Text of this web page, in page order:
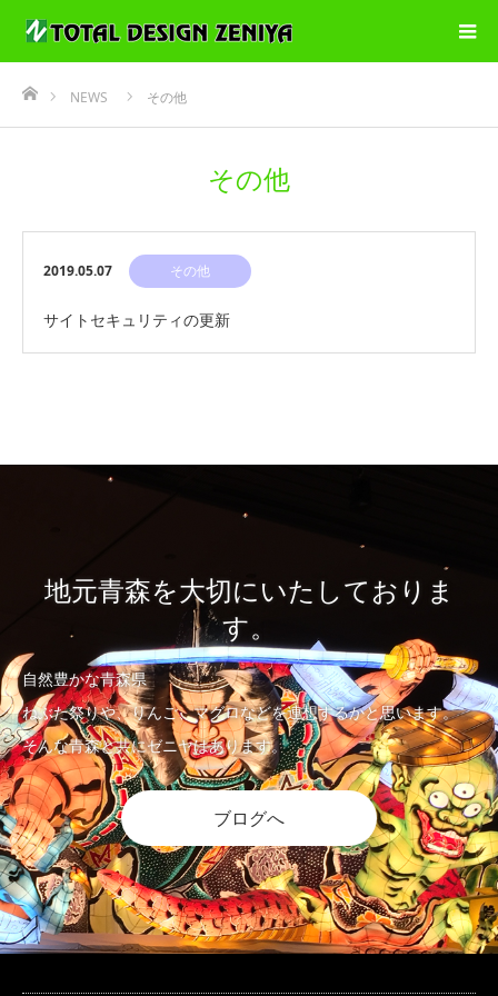
ホーム
NEWS その他
その他
2019.05.07 その他
サイトセキュリティの更新
地元青森を大切にいたしておりま
す。
自然豊かな青森県
ねぶた祭りや、りんご、マグロなどを連想するかと思います。
そんな青森と共にゼニヤはあります。
ブログへ